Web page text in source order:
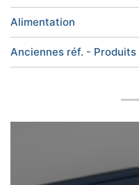
Alimentation
Anciennes réf. -